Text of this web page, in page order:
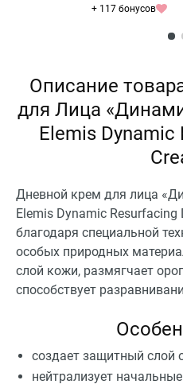
+ 117 бонусов
Описание
для Лица
Elemis Dynamic
Дневной крем для лица
Elemis Dynamic Resurfacing
благодаря специальной
особых природных
слой кожи, размягчает
способствует
создает защитный слой
нейтрализует